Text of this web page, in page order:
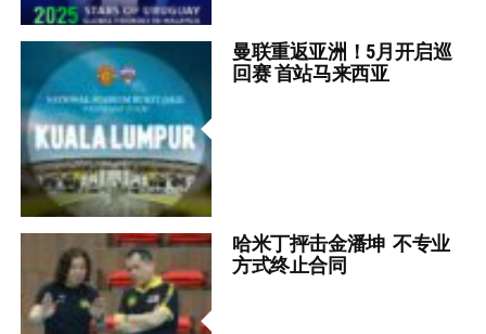
曼联重返亚洲！5月开启巡
回赛 首站马来西亚
哈米丁抨击金潘坤 不专业
方式终止合同